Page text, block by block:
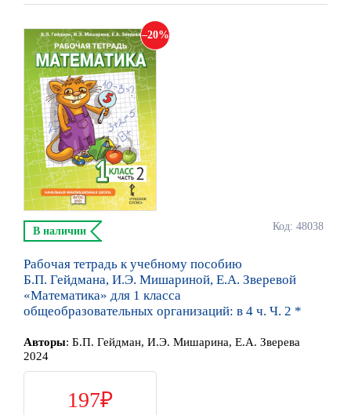
20
Код: 48038
В наличии
Рабочая тетрадь к учебному пособию
Б.П. Гейдмана, И.Э. Мишариной, Е.А. Зверевой
«Математика» для 1 класса
общеобразовательных организаций: в 4 ч. Ч. 2 *
Авторы: Б.П. Гейдман, И.Э. Мишарина, Е.А. Зверева
2024
197